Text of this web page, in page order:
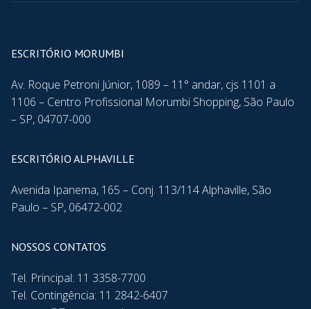
ESCRITÓRIO MORUMBI
Av. Roque Petroni Júnior, 1089 – 11° andar, cjs 1101 a
1106 – Centro Profissional Morumbi Shopping, São Paulo
– SP, 04707-000
ESCRITÓRIO ALPHAVILLE
Avenida Ipanema, 165 – Conj. 113/114 Alphaville, São
Paulo – SP, 06472-002
NOSSOS CONTATOS
Tel. Principal: 11 3358-7700
Tel. Contingência: 11 2842-6407